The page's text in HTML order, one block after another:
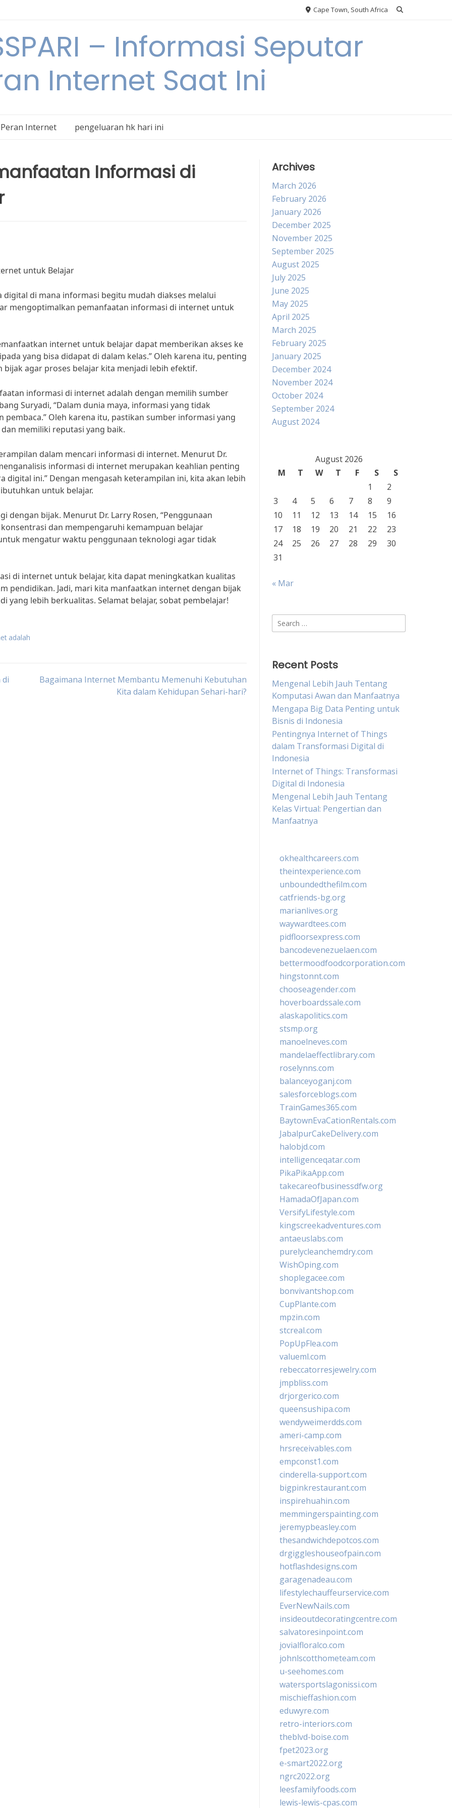
Cape Town, South Africa
– Informasi Seputar
Internet Saat Ini
Peran Internet pengeluaran hk hari ini
Informasi di
untuk Belajar
digital di mana informasi begitu mudah diakses melalui
mengoptimalkan pemanfaatan informasi di internet untuk
internet untuk belajar dapat memberikan akses ke
yang bisa didapat di dalam kelas.” Oleh karena itu, penting
agar proses belajar kita menjadi lebih efektif.
informasi di internet adalah dengan memilih sumber
Suryadi, “Dalam dunia maya, informasi yang tidak
Oleh karena itu, pastikan sumber informasi yang
memiliki reputasi yang baik.
dalam mencari informasi di internet. Menurut Dr.
informasi di internet merupakan keahlian penting
digital ini.” Dengan mengasah keterampilan ini, kita akan lebih
untuk belajar.
dengan bijak. Menurut Dr. Larry Rosen, “Penggunaan
dan mempengaruhi kemampuan belajar
mengatur waktu penggunaan teknologi agar tidak
di internet untuk belajar, kita dapat meningkatkan kualitas
pendidikan. Jadi, mari kita manfaatkan internet dengan bijak
yang lebih berkualitas. Selamat belajar, sobat pembelajar!
adalah
di
Bagaimana Internet Membantu Memenuhi Kebutuhan
Kita dalam Kehidupan Sehari-hari?
Archives
March 2026
February 2026
January 2026
December 2025
November 2025
September 2025
August 2025
July 2025
June 2025
May 2025
April 2025
March 2025
February 2025
January 2025
December 2024
November 2024
October 2024
September 2024
August 2024
August 2026
M
T W T F S
S
1
2
3
4 5 6 7 8
9
10
11 12 13 14 15
16
17
18 19 20 21 22
23
24
25 26 27 28 29
30
31
« Mar
Search
for:
Recent Posts
Mengenal Lebih Jauh Tentang
Komputasi Awan dan Manfaatnya
Mengapa Big Data Penting untuk
Bisnis di Indonesia
Pentingnya Internet of Things
dalam Transformasi Digital di
Indonesia
Internet of Things: Transformasi
Digital di Indonesia
Mengenal Lebih Jauh Tentang
Kelas Virtual: Pengertian dan
Manfaatnya
okhealthcareers.com
theintexperience.com
unboundedthefilm.com
catfriends-bg.org
marianlives.org
waywardtees.com
pidfloorsexpress.com
bancodevenezuelaen.com
bettermoodfoodcorporation.com
hingstonnt.com
chooseagender.com
hoverboardssale.com
alaskapolitics.com
stsmp.org
manoelneves.com
mandelaeffectlibrary.com
roselynns.com
balanceyoganj.com
salesforceblogs.com
TrainGames365.com
BaytownEvaCationRentals.com
JabalpurCakeDelivery.com
halobjd.com
intelligenceqatar.com
PikaPikaApp.com
takecareofbusinessdfw.org
HamadaOfJapan.com
VersifyLifestyle.com
kingscreekadventures.com
antaeuslabs.com
purelycleanchemdry.com
WishOping.com
shoplegacee.com
bonvivantshop.com
CupPlante.com
mpzin.com
stcreal.com
PopUpFlea.com
valueml.com
rebeccatorresjewelry.com
jmpbliss.com
drjorgerico.com
queensushipa.com
wendyweimerdds.com
ameri-camp.com
hrsreceivables.com
empconst1.com
cinderella-support.com
bigpinkrestaurant.com
inspirehuahin.com
memmingerspainting.com
jeremypbeasley.com
thesandwichdepotcos.com
drgiggleshouseofpain.com
hotflashdesigns.com
garagenadeau.com
lifestylechauffeurservice.com
EverNewNails.com
insideoutdecoratingcentre.com
salvatoresinpoint.com
jovialfloralco.com
johnlscotthometeam.com
u-seehomes.com
watersportslagonissi.com
mischieffashion.com
eduwyre.com
retro-interiors.com
theblvd-boise.com
fpet2023.org
e-smart2022.org
ngrc2022.org
leesfamilyfoods.com
lewis-lewis-cpas.com